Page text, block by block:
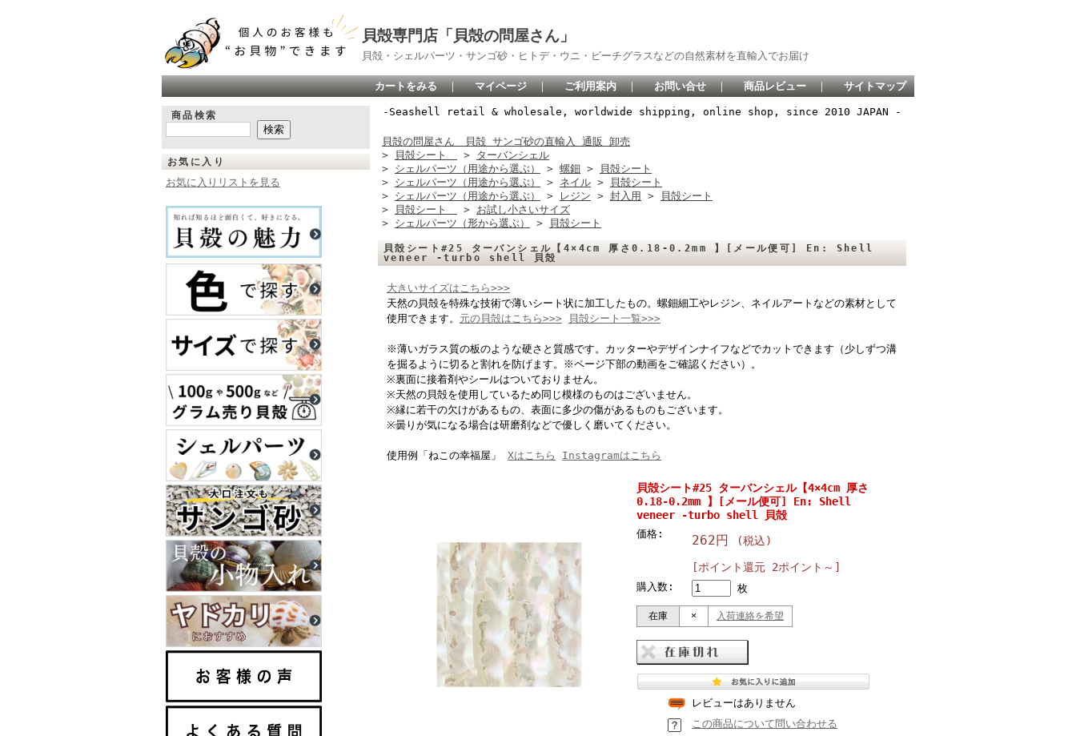
貝殻専門店「貝殻の問屋さん」
貝殻・シェルパーツ・サンゴ砂・ヒトデ・ウニ・ビーチグラスなどの自然素材を直輸入でお届け
カートをみる ｜ マイページ ｜ ご利用案内 ｜ お問い合せ ｜ 商品レビュー ｜ サイトマップ
商品検索
お気に入り
お気に入りリストを見る
-Seashell retail & wholesale, worldwide shipping, online shop, since 2010 JAPAN -
貝殻の問屋さん 貝殻 サンゴ砂の直輸入 通販 卸売
>
貝殻シート >
ターバンシェル
> シェルパーツ（用途から選ぶ） > 螺鈿 >
貝殻シート
> シェルパーツ（用途から選ぶ） > ネイル >
貝殻シート
> シェルパーツ（用途から選ぶ） > レジン > 封入用 >
貝殻シート
>
貝殻シート > お試し小さいサイズ
> シェルパーツ（形から選ぶ） > 貝殻シート
貝殻シート#25 ターバンシェル【4×4cm 厚さ0.18-0.2mm 】[メール便可] En: Shell
veneer -turbo shell 貝殻
大きいサイズはこちら>>>
天然の貝殻を特殊な技術で薄いシート状に加工したもの。螺鈿細工やレジン、ネイルアートなどの素材として
使用できます。 元の貝殻はこちら>>> 貝殻シート一覧>>>
※薄いガラス質の板のような硬さと質感です。カッターやデザインナイフなどでカットできます（少しずつ溝
を掘るように切ると割れを防げます。※ページ下部の動画をご確認ください）。
※裏面に接着剤やシールはついておりません。
※天然の貝殻を使用しているため同じ模様のものはございません。
※縁に若干の欠けがあるもの、表面に多少の傷があるものもございます。
※曇りが気になる場合は研磨剤などで優しく磨いてください。
使用例「ねこの幸福屋」 Xはこちら Instagramはこちら
貝殻シート#25 ターバンシェル【4×4cm 厚さ
0.18-0.2mm 】[メール便可] En: Shell
veneer -turbo shell 貝殻
価格: 262円 (税込)
[ポイント還元 2ポイント～]
購入数: 枚
在庫 × 入荷連絡を希望
レビューはありません
この商品について問い合わせる